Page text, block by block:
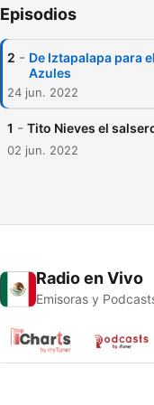
Episodios
2 - De Iztapalapa para
Azules
24 jun. 2022
1 - Tito Nieves el
02 jun. 2022
Radio en Vivo
Emisoras y